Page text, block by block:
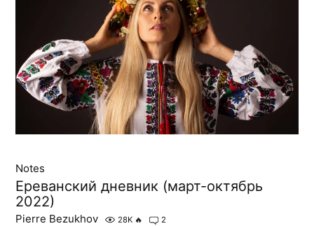
Notes
Ереванский дневник (март-октябрь
2022)
Pierre Bezukhov 28K 🔥 2